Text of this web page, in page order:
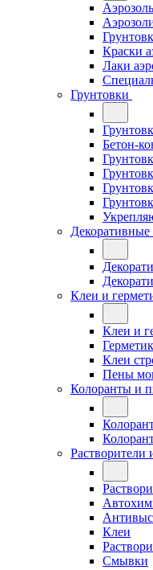
Краски
Лаки
Грунтовки
Бетон-
Клеи и
Клеи и
Клеи
Пены
Колоранты и
Растворители
Клеи
Смывки